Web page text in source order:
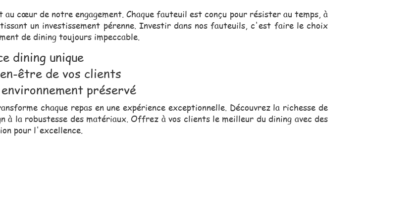
cœur de notre engagement. Chaque fauteuil est conçu pour résister au temps, à
un investissement pérenne. Investir dans nos fauteuils, c'est faire le choix
de dining toujours impeccable.
dining unique
être de vos clients
préservé
chaque repas en une expérience exceptionnelle. Découvrez la richesse de
à la robustesse des matériaux. Offrez à vos clients le meilleur du dining avec des
pour l'excellence.